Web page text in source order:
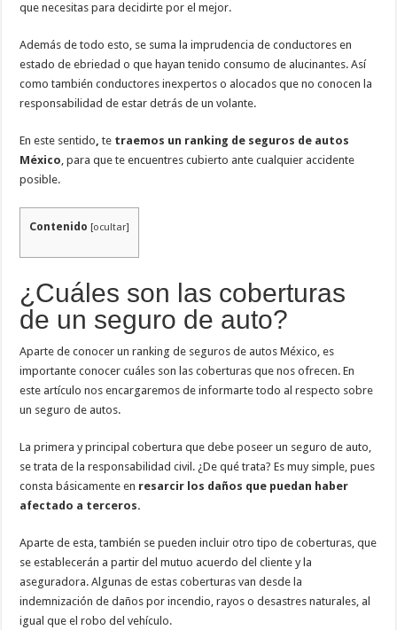
que necesitas para decidirte por el mejor.
Además de todo esto, se suma la imprudencia de conductores en
estado de ebriedad o que hayan tenido consumo de alucinantes. Así
como también conductores inexpertos o alocados que no conocen la
responsabilidad de estar detrás de un volante.
En este sentido ,te traemos un ranking de seguros de autos
México , para que te encuentres cubierto ante cualquier accidente
posible.
Contenido [ocultar]
¿Cuáles son las coberturas
de un seguro de auto?
Aparte de conocer un ranking de seguros de autos México, es
importante conocer cuáles son las coberturas que nos ofrecen. En
este artículo nos encargaremos de informarte todo al respecto sobre
un seguro de autos.
La primera y principal cobertura que debe poseer un seguro de auto,
se trata de la responsabilidad civil. ¿De qué trata? Es muy simple, pues
consta básicamente en resarcir los daños que puedan haber
afectado a terceros.
Aparte de esta, también se pueden incluir otro tipo de coberturas, que
se establecerán a partir del mutuo acuerdo del cliente y la
aseguradora. Algunas de estas coberturas van desde la
indemnización de daños por incendio, rayos o desastres naturales, al
igual que el robo del vehículo.